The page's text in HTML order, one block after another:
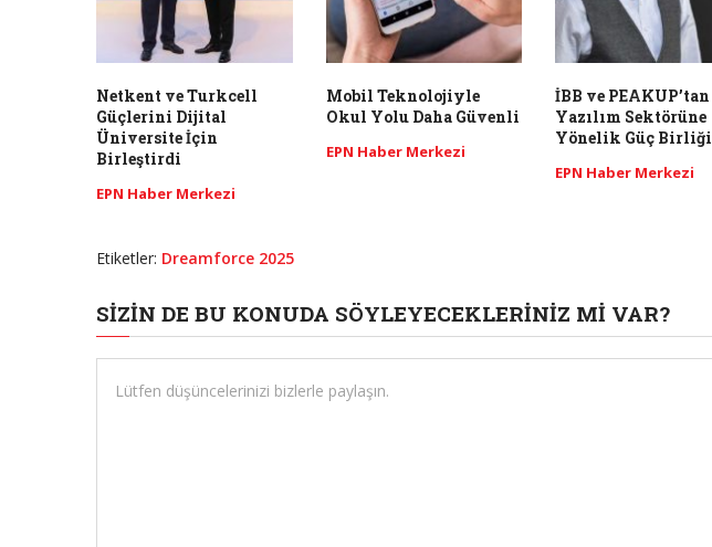
Netkent ve Turkcell
Güçlerini Dijital
Üniversite İçin
Birleştirdi
EPN Haber Merkezi
Mobil Teknolojiyle
Okul Yolu Daha Güvenli
EPN Haber Merkezi
İBB ve PEAKUP’tan
Yazılım Sektörüne
Yönelik Güç Birliği
EPN Haber Merkezi
Etiketler: Dreamforce 2025
SIZIN DE BU KONUDA SÖYLEYECEKLERINIZ MI VAR?